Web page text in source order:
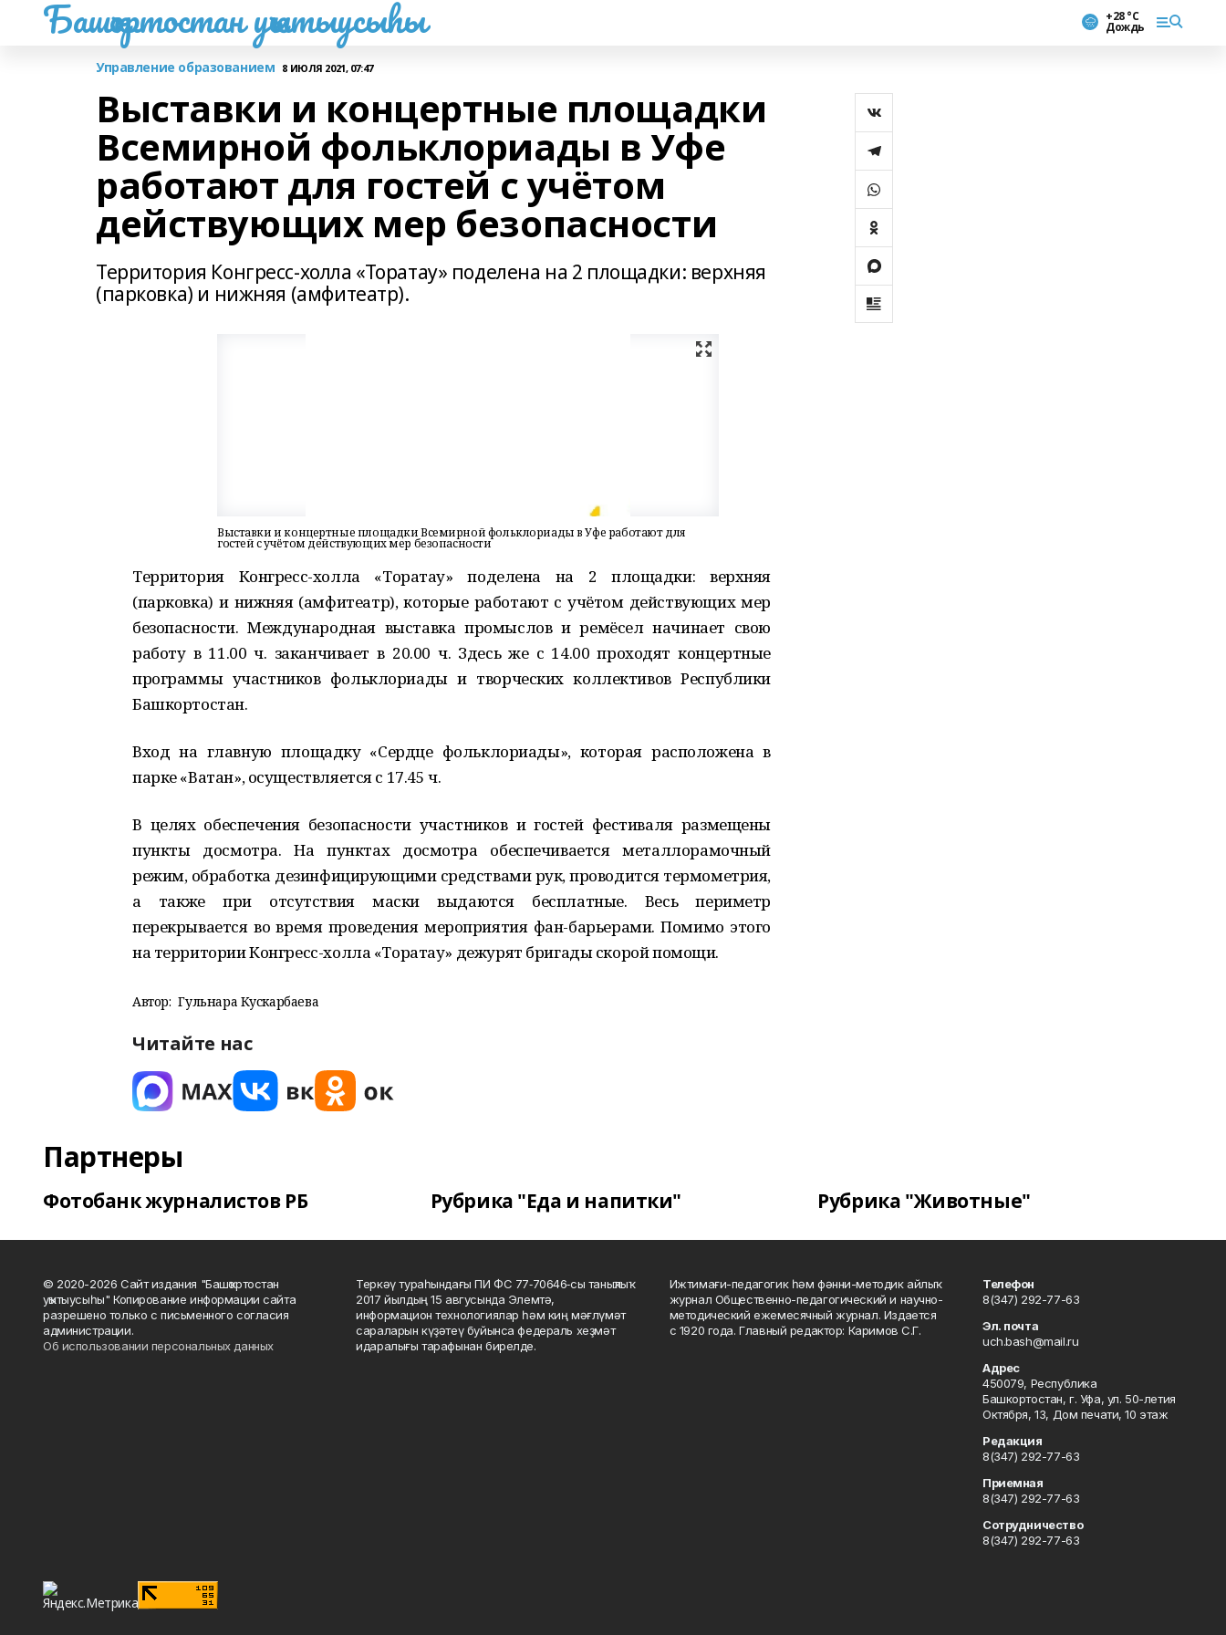
Башҡортостан уҡытыусыһы +28 °С
Дождь
Управление образованием 8 ИЮЛЯ 2021, 07:47
Выставки и концертные площадки
Всемирной фольклориады в Уфе
работают для гостей с учётом
действующих мер безопасности
Территория Конгресс-холла «Торатау» поделена на 2 площадки: верхняя
(парковка) и нижняя (амфитеатр).
Выставки и концертные площадки Всемирной фольклориады в Уфе работают для
гостей с учётом действующих мер безопасности
Территория Конгресс-холла «Торатау» поделена на 2 площадки: верхняя
(парковка) и нижняя (амфитеатр), которые работают с учётом действующих мер
безопасности. Международная выставка промыслов и ремёсел начинает свою
работу в 11.00 ч. заканчивает в 20.00 ч. Здесь же с 14.00 проходят концертные
программы участников фольклориады и творческих коллективов Республики
Башкортостан.
Вход на главную площадку «Сердце фольклориады», которая расположена в
парке «Ватан», осуществляется с 17.45 ч.
В целях обеспечения безопасности участников и гостей фестиваля размещены
пункты досмотра. На пунктах досмотра обеспечивается металлорамочный
режим, обработка дезинфицирующими средствами рук, проводится термометрия,
а также при отсутствия маски выдаются бесплатные. Весь периметр
перекрывается во время проведения мероприятия фан-барьерами. Помимо этого
на территории Конгресс-холла «Торатау» дежурят бригады скорой помощи.
Автор: Гульнара Кускарбаева
Читайте нас
Партнеры
Фотобанк журналистов РБ Рубрика "Еда и напитки" Рубрика "Животные"
© 2020-2026 Сайт издания "Башҡортостан
уҡытыусыһы" Копирование информации сайта
разрешено только с письменного согласия
администрации.
Об использовании персональных данных
Теркәү тураһындағы ПИ ФС 77‑70646‑сы таныҡлыҡ
2017 йылдың 15 авгусында Элемтә,
информацион технологиялар һәм киң мәғлүмәт
сараларын күҙәтеү буйынса федераль хеҙмәт
идаралығы тарафынан бирелде.
Ижтимағи-педагогик һәм фәнни-методик айлыҡ
журнал Общественно-педагогический и научно-
методический ежемесячный журнал. Издается
с 1920 года. Главный редактор: Каримов С.Г.
Телефон
8(347) 292-77-63
Эл. почта
uch.bash@mail.ru
Адрес
450079, Республика
Башкортостан, г. Уфа, ул. 50-летия
Октября, 13, Дом печати, 10 этаж
Редакция
8(347) 292-77-63
Приемная
8(347) 292-77-63
Сотрудничество
8(347) 292-77-63